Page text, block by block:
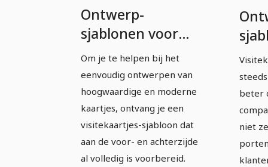
Ontwerp-
sjablonen voor
visitekaartjes –
Versie 23
Om je te helpen bij het
eenvoudig ontwerpen van
hoogwaardige en moderne
kaartjes, ontvang je een
visitekaartjes-sjabloon dat
aan de voor- en achterzijde
al volledig is voorbereid.
beter
niet